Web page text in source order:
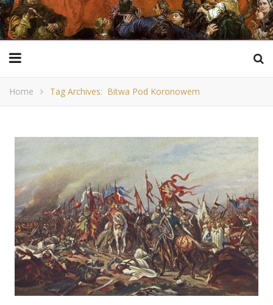
Home Tag Archives: Bitwa Pod Koronowem